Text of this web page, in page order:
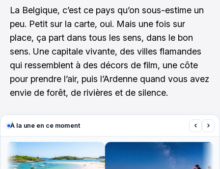
La Belgique, c’est ce pays qu’on sous-estime un
peu. Petit sur la carte, oui. Mais une fois sur
place, ça part dans tous les sens, dans le bon
sens. Une capitale vivante, des villes flamandes
qui ressemblent à des décors de film, une côte
pour prendre l’air, puis l’Ardenne quand vous avez
envie de forêt, de rivières et de silence.
À la une en ce moment ‹ ›